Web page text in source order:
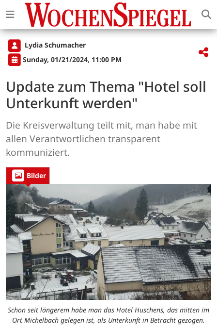
Lydia Schumacher
Sunday, 01/21/2024, 11:00 PM
Update zum Thema "Hotel soll
Unterkunft werden"
Die Kreisverwaltung teilt mit, man habe mit
allen Verantwortlichen transparent
kommuniziert.
Bilder
Schon seit längerem habe man das Hotel Huschens, das mitten im
Ort Michelbach gelegen ist, als Unterkunft in Betracht gezogen.